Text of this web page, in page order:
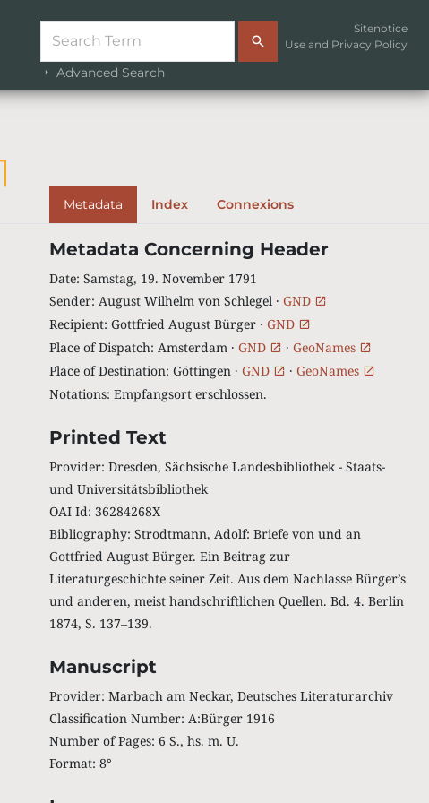
Advanced Search
Sitenotice
Use and Privacy Policy
Metadata Index Connexions
Metadata Concerning Header
Date: Samstag, 19. November 1791
Sender: August Wilhelm von Schlegel · GND
Recipient: Gottfried August Bürger · GND
Place of Dispatch: Amsterdam · GND · GeoNames
Place of Destination: Göttingen · GND · GeoNames
Notations: Empfangsort erschlossen.
Printed Text
Provider: Dresden, Sächsische Landesbibliothek - Staats-
und Universitätsbibliothek
OAI Id: 36284268X
Bibliography: Strodtmann, Adolf: Briefe von und an
Gottfried August Bürger. Ein Beitrag zur
Literaturgeschichte seiner Zeit. Aus dem Nachlasse Bürger’s
und anderen, meist handschriftlichen Quellen. Bd. 4. Berlin
1874, S. 137‒139.
Manuscript
Provider: Marbach am Neckar, Deutsches Literaturarchiv
Classification Number: A:Bürger 1916
Number of Pages: 6 S., hs. m. U.
Format: 8°